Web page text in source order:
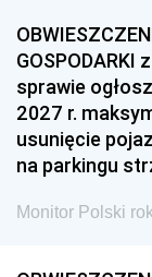
GOSPODARKI
sprawie
2027 r.
usunięcie
na parkingu
Monitor Polski